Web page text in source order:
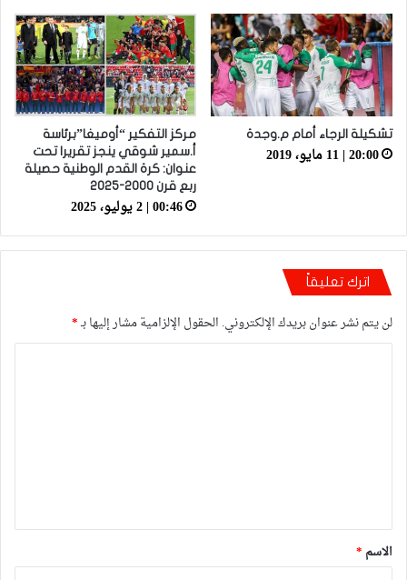
تشكيلة الرجاء أمام م.وجدة
20:00 | 11 مايو، 2019
مركز التفكير “أوميغا”برئاسة
أ.سمير شوقي ينجز تقريرا تحت
عنوان: كرة القدم الوطنية حصيلة
ربع قرن 2000-2025
00:46 | 2 يوليو، 2025
اترك تعليقاً
لن يتم نشر عنوان بريدك الإلكتروني. الحقول الإلزامية مشار إليها بـ*
*
الاسم *